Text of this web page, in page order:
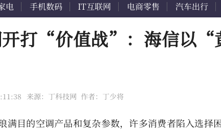
电 手机数码 IT互联网 电商零售 汽车出行
开打“价值战”：海信以“
来源：丁科技网 作者：丁少将
满目的空调产品和复杂参数，许多消费者陷入选择